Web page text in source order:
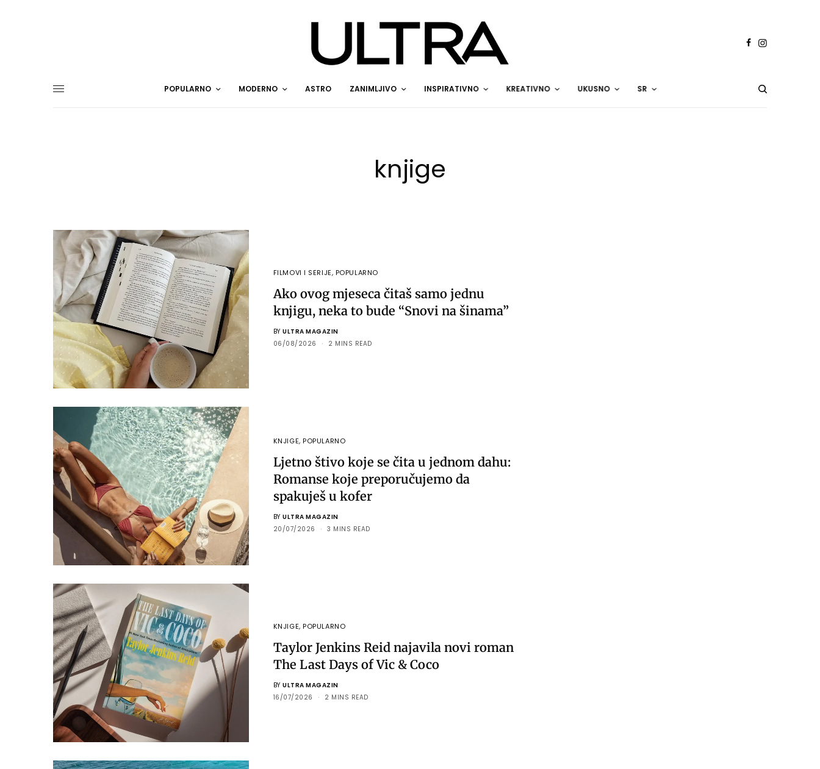
POPULARNO MODERNO ASTRO ZANIMLJIVO INSPIRATIVNO KREATIVNO UKUSNO SR
knjige
FILMOVI I SERIJE, POPULARNO
Ako ovog mjeseca čitaš samo jednu
knjigu, neka to bude “Snovi na šinama”
BY ULTRA MAGAZIN
06/08/2026
2 MINS READ
KNJIGE,POPULARNO
Ljetno štivo koje se čita u jednom dahu:
Romanse koje preporučujemo da
spakuješ u kofer
BY ULTRA MAGAZIN
20/07/2026
3 MINS READ
KNJIGE,POPULARNO
Taylor Jenkins Reid najavila novi roman
The Last Days of Vic & Coco
BY ULTRA MAGAZIN
16/07/2026
2 MINS READ